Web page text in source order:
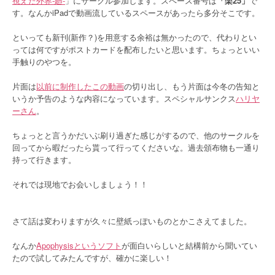
す。なんかiPadで動画流しているスペースがあったら多分そこです。
といっても新刊(新作？)を用意する余裕は無かったので、代わりとい
っては何ですがポストカードを配布したいと思います。ちょっといい
手触りのやつを。
片面は以前に制作したこの動画の切り出し、もう片面は今冬の告知と
いうか予告のような内容になっています。スペシャルサンクスハリヤ
ーさん。
ちょっとと言うかだいぶ刷り過ぎた感じがするので、他のサークルを
回ってから暇だったら貰って行ってくださいな。過去頒布物も一通り
持って行きます。
それでは現地でお会いしましょう！！
さて話は変わりますが久々に壁紙っぽいものとかこさえてました。
なんかApophysisというソフトが面白いらしいと結構前から聞いてい
たので試してみたんですが、確かに楽しい！